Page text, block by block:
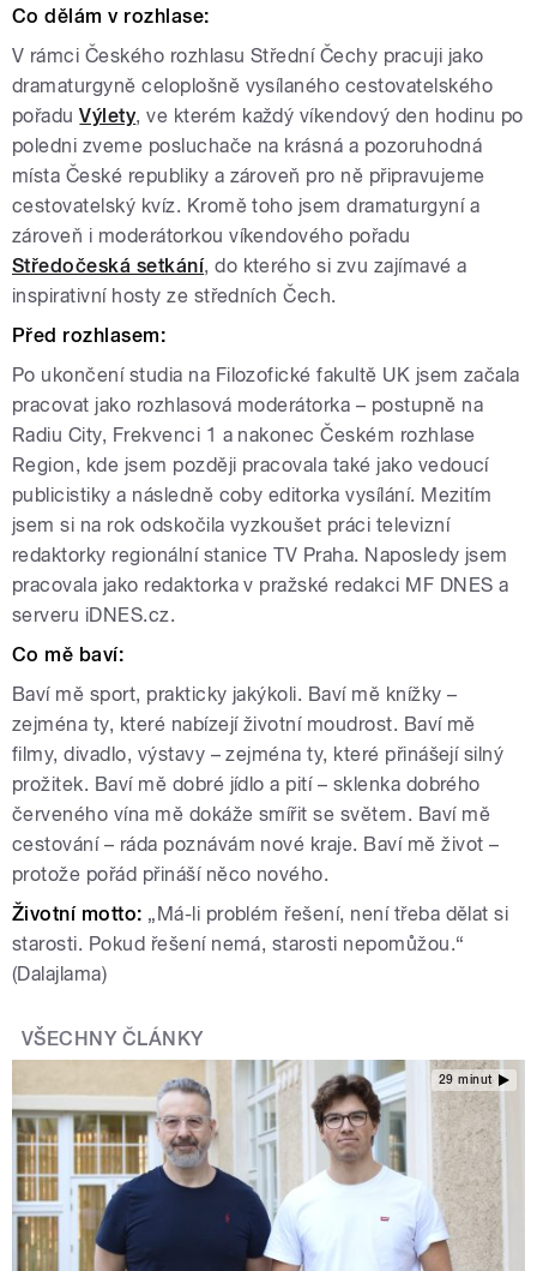
Co dělám v rozhlase:
V rámci Českého rozhlasu Střední Čechy pracuji jako
dramaturgyně celoplošně vysílaného cestovatelského
pořaduVýlety, ve kterém každý víkendový den hodinu po
poledni zveme posluchače na krásná a pozoruhodná
místa České republiky a zároveň pro ně připravujeme
cestovatelský kvíz. Kromě toho jsem dramaturgyní a
zároveň i moderátorkou víkendového pořadu
Středočeská setkání, do kterého si zvu zajímavé a
inspirativní hosty ze středních Čech.
Před rozhlasem:
Po ukončení studia na Filozofické fakultě UK jsem začala
pracovat jako rozhlasová moderátorka – postupně na
Radiu City, Frekvenci 1 a nakonec Českém rozhlase
Region, kde jsem později pracovala také jako vedoucí
publicistiky a následně coby editorka vysílání. Mezitím
jsem si na rok odskočila vyzkoušet práci televizní
redaktorky regionální stanice TV Praha. Naposledy jsem
pracovala jako redaktorka v pražské redakci MF DNES a
serveru iDNES.cz.
Co mě baví:
Baví mě sport, prakticky jakýkoli. Baví mě knížky –
zejména ty, které nabízejí životní moudrost. Baví mě
filmy, divadlo, výstavy – zejména ty, které přinášejí silný
prožitek. Baví mě dobré jídlo a pití – sklenka dobrého
červeného vína mě dokáže smířit se světem. Baví mě
cestování – ráda poznávám nové kraje. Baví mě život –
protože pořád přináší něco nového.
Životní motto: „Má-li problém řešení, není třeba dělat si
starosti. Pokud řešení nemá, starosti nepomůžou.“
(Dalajlama)
VŠECHNY ČLÁNKY
29 minut